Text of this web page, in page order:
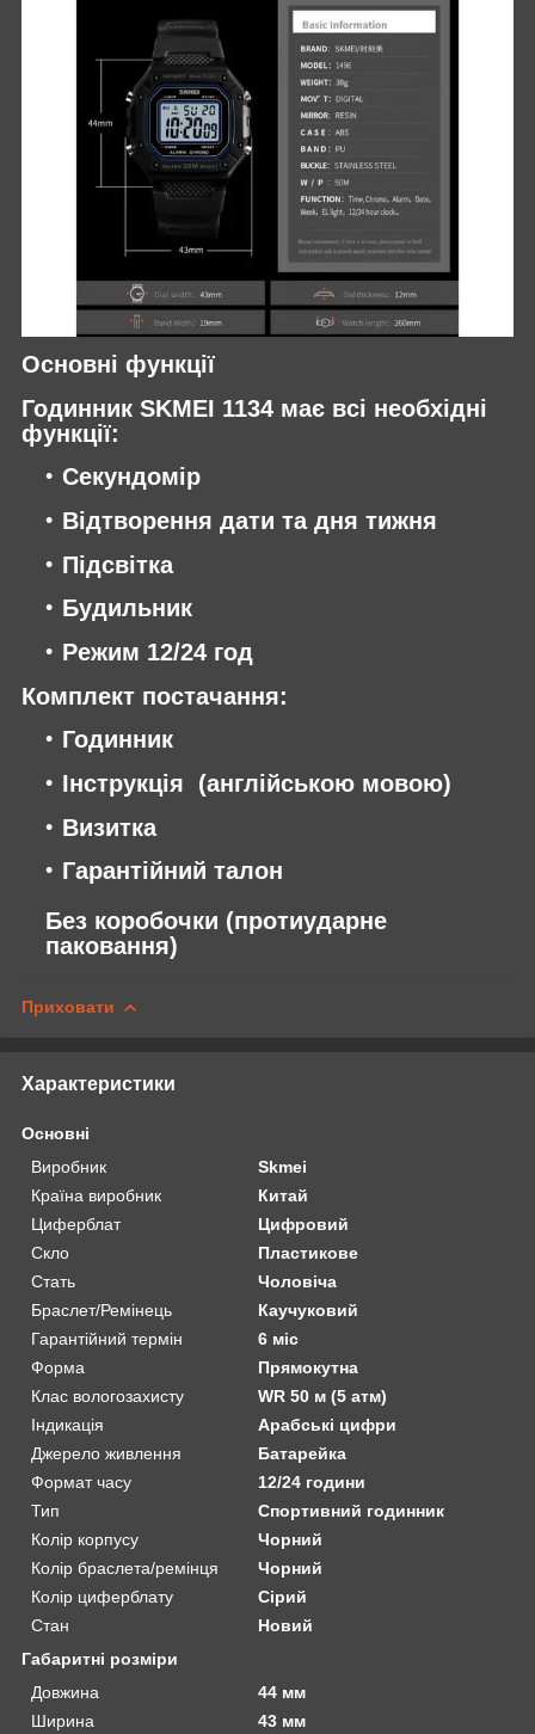
Основні функції
Годинник SKMEI 1134 має всі необхідні
функції:
Секундомір
Відтворення дати та дня тижня
Підсвітка
Будильник
Режим 12/24 год
Комплект постачання:
Годинник
Інструкція (англійською мовою)
Визитка
Гарантійний талон
Без коробочки (протиударне
паковання)
Приховати
Характеристики
Основні
Виробник
Skmei
Країна виробник
Китай
Циферблат
Цифровий
Скло
Пластикове
Стать
Чоловіча
Браслет/Ремінець
Каучуковий
Гарантійний термін
6 міс
Форма
Прямокутна
Клас вологозахисту
WR 50 м (5 атм)
Індикація
Арабські цифри
Джерело живлення
Батарейка
Формат часу
12/24 години
Тип
Спортивний годинник
Колір корпусу
Чорний
Колір браслета/ремінця
Чорний
Колір циферблату
Сірий
Стан
Новий
Габаритні розміри
Довжина
44 мм
Ширина
43 мм